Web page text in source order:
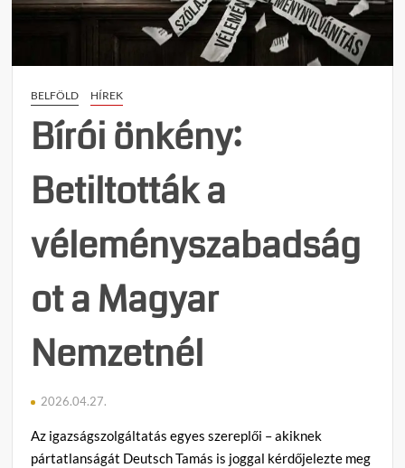
BELFÖLD HÍREK
Bírói önkény:
Betiltották a
véleményszabadság
ot a Magyar
Nemzetnél
2026.04.27.
Az igazságszolgáltatás egyes szereplői – akiknek
pártatlanságát Deutsch Tamás is joggal kérdőjelezte meg